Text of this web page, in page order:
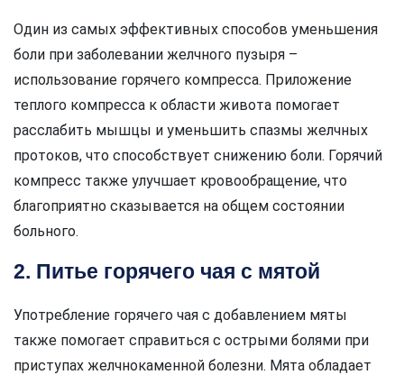
Один из самых эффективных способов уменьшения
боли при заболевании желчного пузыря –
использование горячего компресса. Приложение
теплого компресса к области живота помогает
расслабить мышцы и уменьшить спазмы желчных
протоков, что способствует снижению боли. Горячий
компресс также улучшает кровообращение, что
благоприятно сказывается на общем состоянии
больного.
2. Питье горячего чая с мятой
Употребление горячего чая с добавлением мяты
также помогает справиться с острыми болями при
приступах желчнокаменной болезни. Мята обладает